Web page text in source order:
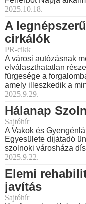
2025.10.18.
A
cirkálók
PR-cikk
A városi autózásnak
elválaszthatatlan
fürgesége a
amely illeszkedik a
2025.9.29.
Hálanap
Sajtóhír
A Vakok és
Egyesülete díjátadó
szolnoki városháza
2025.9.22.
Elemi
javítás
Sajtóhír